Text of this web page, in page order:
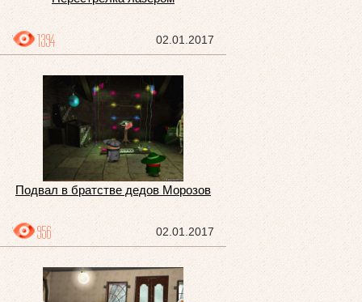
02.01.2017
1394
Подвал в братстве дедов Морозов
02.01.2017
956